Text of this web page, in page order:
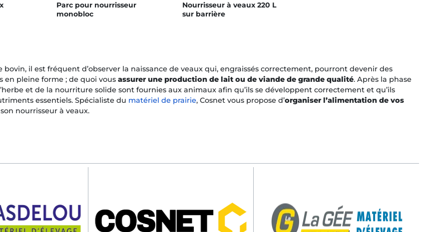
Parc pour nourrisseur
monobloc
Nourrisseur à veaux 220 L
sur barrière
bovin, il est fréquent d’observer la naissance de veaux qui, engraissés correctement, pourront devenir des
en pleine forme ; de quoi vous assurer une production de lait ou de viande de grande qualité. Après la phase
et de la nourriture solide sont fournies aux animaux afin qu’ils se développent correctement et qu’ils
essentiels. Spécialiste du matériel de prairie, Cosnet vous propose d’organiser l’alimentation de vos
nourrisseur à veaux.
de veau, les animaux sont élevés dans
toute particulière est accordée à leur nutrition. Dans les premières heures après leur naissance, ils reçoivent du
pour leur immunité. Ensuite, ils sont
nourris avec du lait ou des substituts laitiers
et progressivement introduits
L’environnement est propre, bien ventilé et confortable pour favoriser leur développement. Une attention
à leur santé, avec des vaccinations et des soins vétérinaires réguliers, associées àune alimentation de qualité,